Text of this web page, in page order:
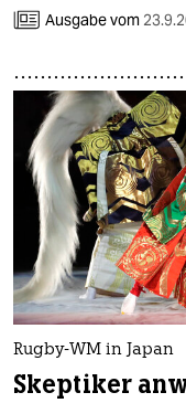
Ausgabe vom
Rugby-WM in Japan
Skeptiker